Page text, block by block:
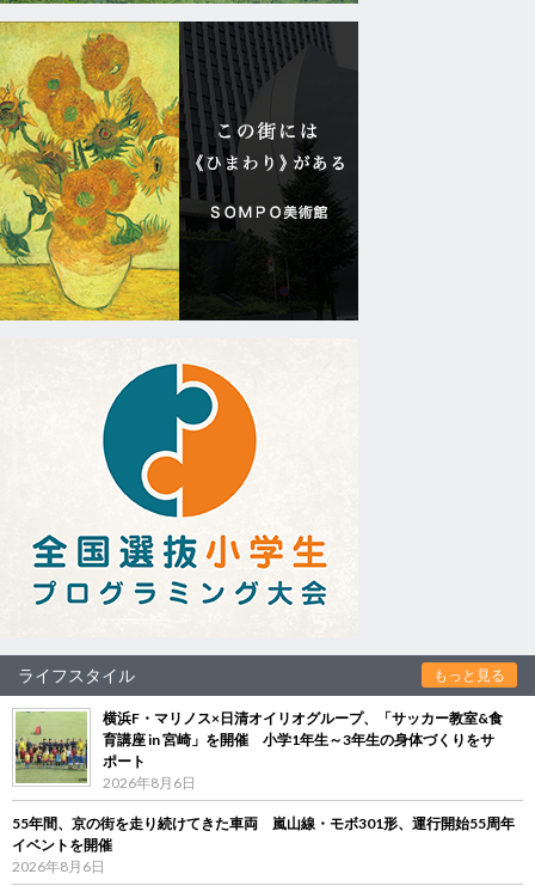
ライフスタイル もっと見る
横浜F・マリノス×日清オイリオグループ、「サッカー教室&食
育講座 in 宮崎」を開催 小学1年生～3年生の身体づくりをサ
ポート
2026年8月6日
55年間、京の街を走り続けてきた車両 嵐山線・モボ301形、運行開始55周年
イベントを開催
2026年8月6日